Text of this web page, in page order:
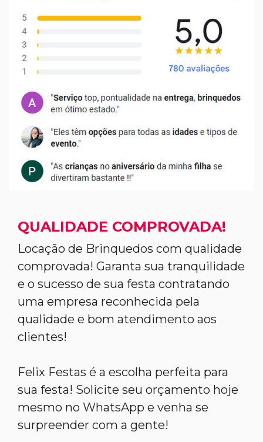
QUALIDADE COMPROVADA!
Locação de Brinquedos com qualidade
comprovada! Garanta sua tranquilidade
e o sucesso de sua festa contratando
uma empresa reconhecida pela
qualidade e bom atendimento aos
clientes!
Felix Festas é a escolha perfeita para
sua festa! Solicite seu orçamento hoje
mesmo no WhatsApp e venha se
surpreender com a gente!